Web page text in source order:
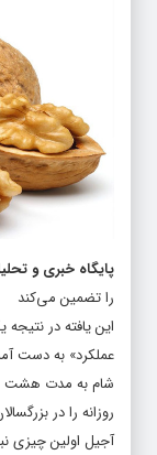
پایگاه خبری و
را تضمین می‌کند
این یافته در
شام به مدت هشت
روزانه را در
آجیل اولین چیزی